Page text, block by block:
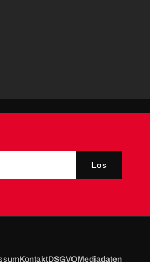
Los
KontaktDSGVOMediadaten